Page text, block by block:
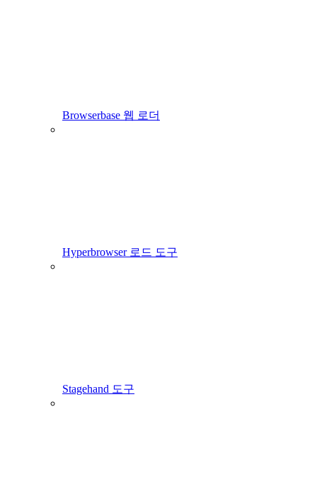
Browserbase 웹 로더
Hyperbrowser 로드 도구
Stagehand 도구